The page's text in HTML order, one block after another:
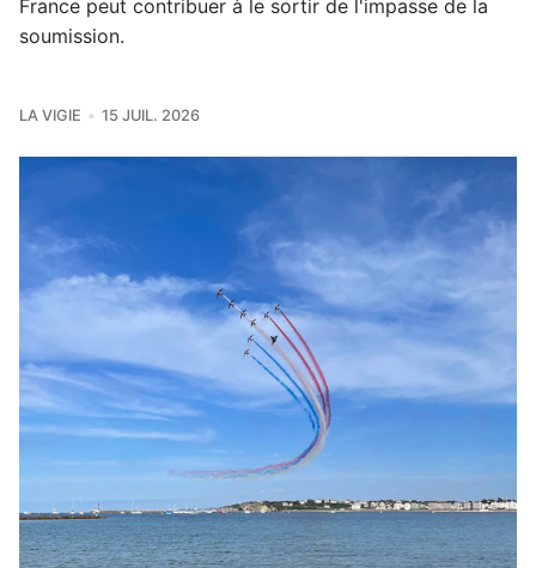
France peut contribuer à le sortir de l'impasse de la
soumission.
LA VIGIE 15 JUIL. 2026